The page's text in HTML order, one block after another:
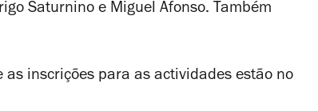
Saturnino e Miguel Afonso. Também
inscrições para as actividades estão no